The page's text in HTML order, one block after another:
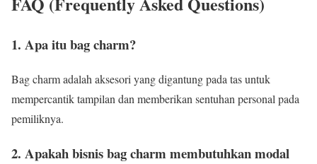
1. Apa itu bag charm?
Bag charm adalah aksesori yang digantung pada tas untuk
mempercantik tampilan dan memberikan sentuhan personal pada
pemiliknya.
2. Apakah bisnis bag charm membutuhkan modal